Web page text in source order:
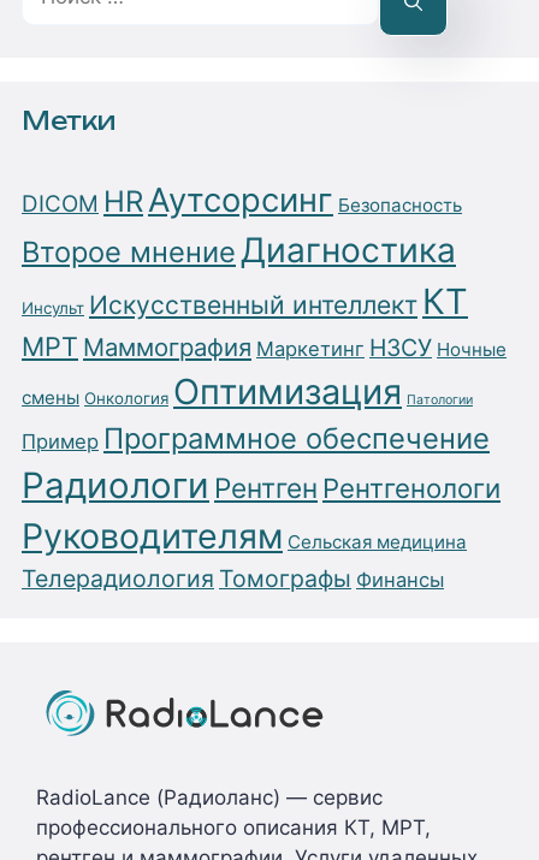
Метки
DICOM HRАутсорсинг Безопасность
Второе мнениеДиагностика
Инсульт Искусственный интеллект КТ
МРТ Маммография Маркетинг НЗСУ Ночные
смены Онкология Оптимизация Патологии
Пример Программное обеспечение
Радиологи Рентген Рентгенологи
Руководителям Сельская медицина
Телерадиология Томографы Финансы
RadioLance (Радиоланс) — сервис
профессионального описания КТ, МРТ,